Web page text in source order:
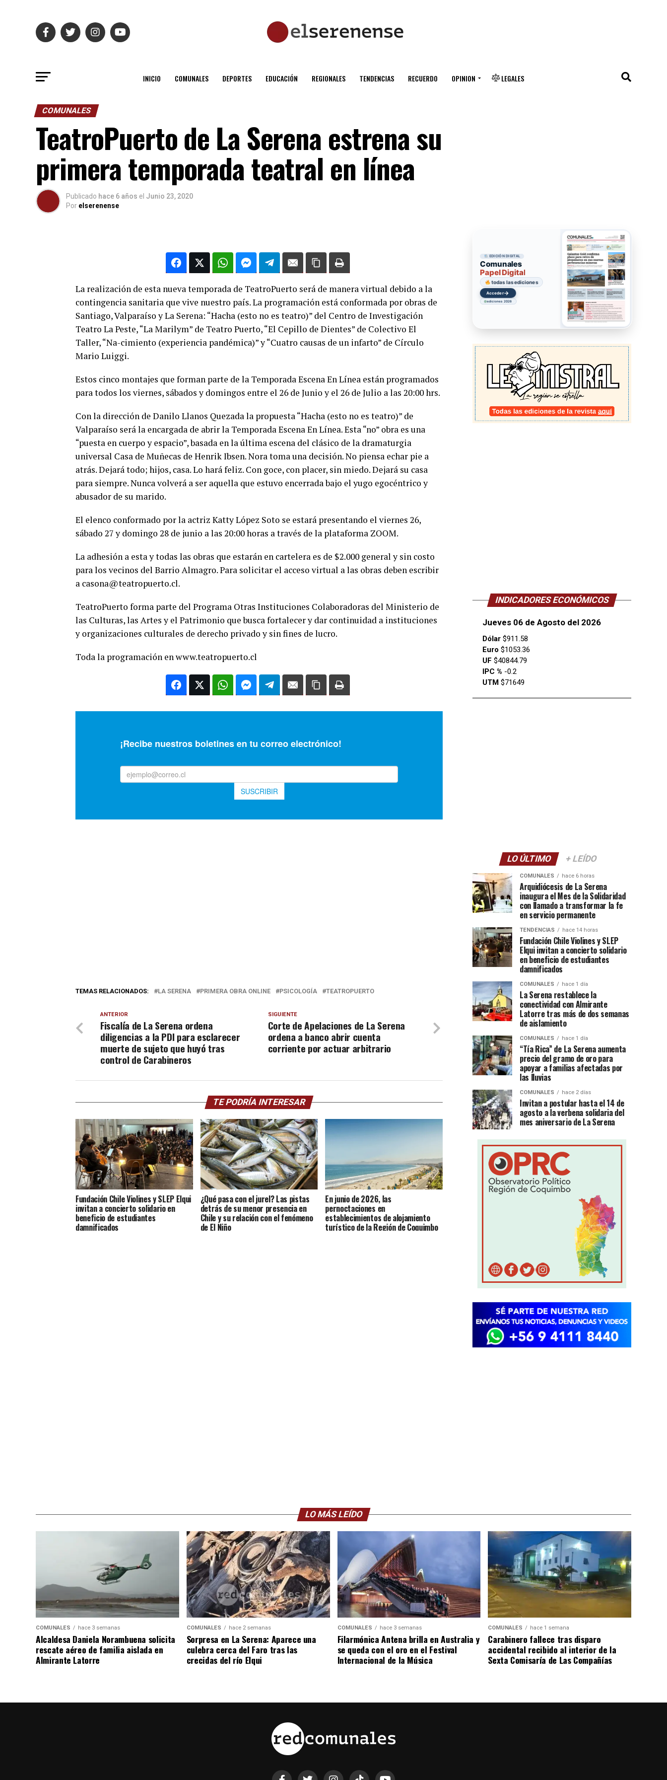
INICIO COMUNALES DEPORTES EDUCACIÓN REGIONALES TENDENCIAS RECUERDO OPINION LEGALES
COMUNALES
TeatroPuerto de La Serena estrena su
primera temporada teatral en línea
Publicado hace 6 años el Junio 23, 2020
Por elserenense
La realización de esta nueva temporada de TeatroPuerto será de manera virtual debido a la
contingencia sanitaria que vive nuestro país. La programación está conformada por obras de
Santiago, Valparaíso y La Serena: “Hacha (esto no es teatro)” del Centro de Investigación
Teatro La Peste, “La Marilym” de Teatro Puerto, “El Cepillo de Dientes” de Colectivo El
Taller, “Na-cimiento (experiencia pandémica)” y “Cuatro causas de un infarto” de Círculo
Mario Luiggi.
Estos cinco montajes que forman parte de la Temporada Escena En Línea están programados
para todos los viernes, sábados y domingos entre el 26 de Junio y el 26 de Julio a las 20:00 hrs.
Con la dirección de Danilo Llanos Quezada la propuesta “Hacha (esto no es teatro)” de
Valparaíso será la encargada de abrir la Temporada Escena En Línea. Esta “no” obra es una
“puesta en cuerpo y espacio”, basada en la última escena del clásico de la dramaturgia
universal Casa de Muñecas de Henrik Ibsen. Nora toma una decisión. No piensa echar pie a
atrás. Dejará todo; hijos, casa. Lo hará feliz. Con goce, con placer, sin miedo. Dejará su casa
para siempre. Nunca volverá a ser aquella que estuvo encerrada bajo el yugo egocéntrico y
abusador de su marido.
El elenco conformado por la actriz Katty López Soto se estará presentando el viernes 26,
sábado 27 y domingo 28 de junio a las 20:00 horas a través de la plataforma ZOOM.
La adhesión a esta y todas las obras que estarán en cartelera es de $2.000 general y sin costo
para los vecinos del Barrio Almagro. Para solicitar el acceso virtual a las obras deben escribir
a casona@teatropuerto.cl.
TeatroPuerto forma parte del Programa Otras Instituciones Colaboradoras del Ministerio de
las Culturas, las Artes y el Patrimonio que busca fortalecer y dar continuidad a instituciones
y organizaciones culturales de derecho privado y sin fines de lucro.
Toda la programación en www.teatropuerto.cl
TEMAS RELACIONADOS: LA SERENA PRIMERA OBRA ONLINE PSICOLOGÍA TEATROPUERTO
SIGUIENTE
Corte de Apelaciones de La Serena
ordena a banco abrir cuenta
corriente por actuar arbitrario
ANTERIOR
Fiscalía de La Serena ordena
diligencias a la PDI para esclarecer
muerte de sujeto que huyó tras
control de Carabineros
TE PODRÍA INTERESAR
Fundación Chile Violines y SLEP Elqui
invitan a concierto solidario en
beneficio de estudiantes
damnificados
¿Qué pasa con el jurel? Las pistas
detrás de su menor presencia en
Chile y su relación con el fenómeno
de El Niño
En junio de 2026, las
pernoctaciones en
establecimientos de alojamiento
turístico de la Región de Coquimbo
EDICIÓN DIGITAL
Comunales
Papel Digital
todas las ediciones
Acceder→
ediciones 2026
INDICADORES ECONÓMICOS
Jueves 06 de Agosto del 2026
Dólar $911.58
Euro $1053.36
UF $40844.79
IPC % -0.2
UTM $71649
LO ÚLTIMO + LEÍDO
COMUNALES hace 6 horas
Arquidiócesis de La Serena
inaugura el Mes de la Solidaridad
con llamado a transformar la fe
en servicio permanente
TENDENCIAS hace 14 horas
Fundación Chile Violines y SLEP
Elqui invitan a concierto solidario
en beneficio de estudiantes
damnificados
COMUNALES hace 1 día
La Serena restablece la
conectividad con Almirante
Latorre tras más de dos semanas
de aislamiento
COMUNALES hace 1 día
“Tía Rica” de La Serena aumenta
precio del gramo de oro para
apoyar a familias afectadas por
las lluvias
COMUNALES hace 2 días
Invitan a postular hasta el 14 de
agosto a la verbena solidaria del
mes aniversario de La Serena
LO MÁS LEÍDO
COMUNALES hace 3 semanas
Alcaldesa Daniela Norambuena solicita
rescate aéreo de familia aislada en
Almirante Latorre
COMUNALES hace 2 semanas
Sorpresa en La Serena: Aparece una
culebra cerca del Faro tras las
crecidas del río Elqui
COMUNALES hace 3 semanas
Filarmónica Antena brilla en Australia y
se queda con el oro en el Festival
Internacional de la Música
COMUNALES hace 1 semana
Carabinero fallece tras disparo
accidental recibido al interior de la
Sexta Comisaría de Las Compañías